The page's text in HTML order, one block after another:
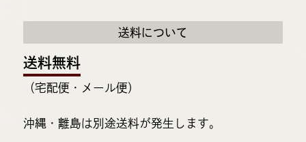
送料について
送料無料
（宅配便・メール便）
沖縄・離島は別途送料が発生します。